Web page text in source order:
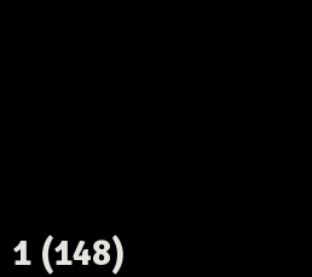
1 (148)